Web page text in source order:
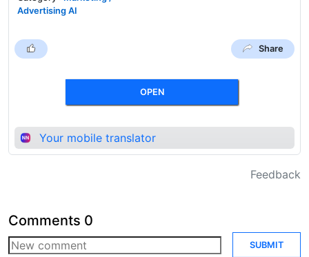
Advertising AI
Share
OPEN
Your mobile translator
Feedback
Comments 0
SUBMIT